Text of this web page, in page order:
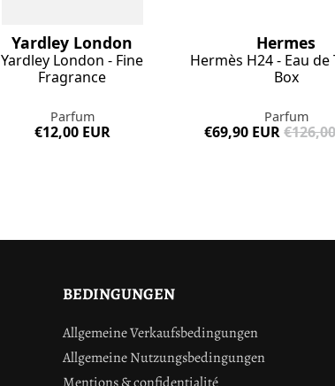
Yardley London
Yardley London - Fine
Fragrance
Parfum
€12,00 EUR
Hermes
Hermès H24 - Eau
Box
Parfum
€69,90 EUR
BEDINGUNGEN
Allgemeine Verkaufsbedingungen
Allgemeine Nutzungsbedingungen